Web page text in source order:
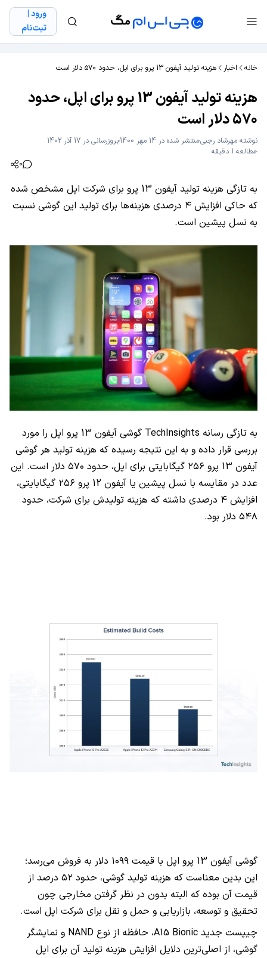
ورود |
ثبت‌نام
خانه اخبار هزینه تولید آیفون 13 پرو برای اپل، حدود ۵۷۰ دلار است
هزینه تولید آیفون 13 پرو برای اپل، حدود
۵۷۰ دلار است
نوشته مهرشاد رجبیمنتشر شده در 14 مهر 1400
بروزرسانی در 17 آذر 1402
مطالعه 1 دقیقه
0
به تازگی هزینه تولید آیفون 13 پرو برای شرکت اپل مشخص شده
که حاکی افزایش ۴ درصدی هزینه‌ها برای تولید این گوشی نسبت
به نسل پیشین است.
به تازگی رسانه TechInsights
گوشی آیفون 13 پرو اپل را مورد
بررسی قرار داده و به این نتیجه رسیده که هزینه تولید هر گوشی
آیفون 13 پرو ۲۵۶ گیگابایتی برای اپل، حدود ۵۷۰ دلار است. این
عدد در مقایسه با نسل پیشین یا آیفون 12 پرو ۲۵۶ گیگابایتی،
افزایش ۴ درصدی داشته که هزینه تولیدش برای شرکت، حدود
۵۴۸ دلار بود.
گوشی آیفون 13 پرو اپل با قیمت ۱۰۹۹ دلار به فروش می‌رسد؛
این بدین معناست که هزینه تولید گوشی، حدود ۵۲ درصد از
قیمت آن بوده که البته بدون در نظر گرفتن مخارجی چون
تحقیق و توسعه، بازاریابی و حمل و نقل برای شرکت اپل است.
چیپست جدید A15 Bionic، حافظه از نوع NAND و نمایشگر
گوشی، از اصلی‌ترین دلایل افزایش هزینه تولید آن برای اپل